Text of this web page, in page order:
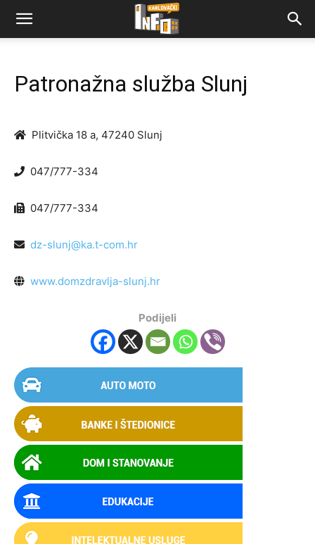
Patronažna služba Slunj
Plitvička 18 a, 47240 Slunj
047/777-334
047/777-334
dz-slunj@ka.t-com.hr
www.domzdravlja-slunj.hr
Podijeli